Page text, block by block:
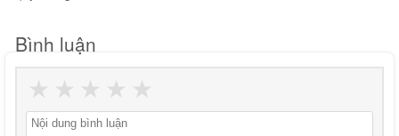
Bình luận
★
★
★
★
★